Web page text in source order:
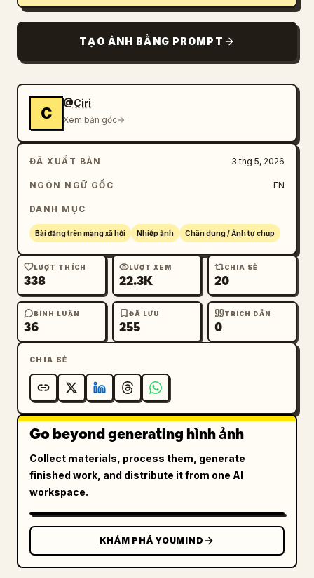
TẠO ẢNH BẰNG PROMPT
C
@Ciri
Xem bản gốc
ĐÃ XUẤT BẢN 3 thg 5, 2026
NGÔN NGỮ GỐC EN
DANH MỤC
Bài đăng trên mạng xã hội Nhiếp ảnh Chân dung / Ảnh tự chụp
LƯỢT THÍCH
338
LƯỢT XEM
22.3K
CHIA SẺ
20
BÌNH LUẬN
36
ĐÃ LƯU
255
TRÍCH DẪN
0
CHIA SẺ
Go beyond generating hình ảnh
Collect materials, process them, generate
finished work, and distribute it from one AI
workspace.
KHÁM PHÁ YOUMIND